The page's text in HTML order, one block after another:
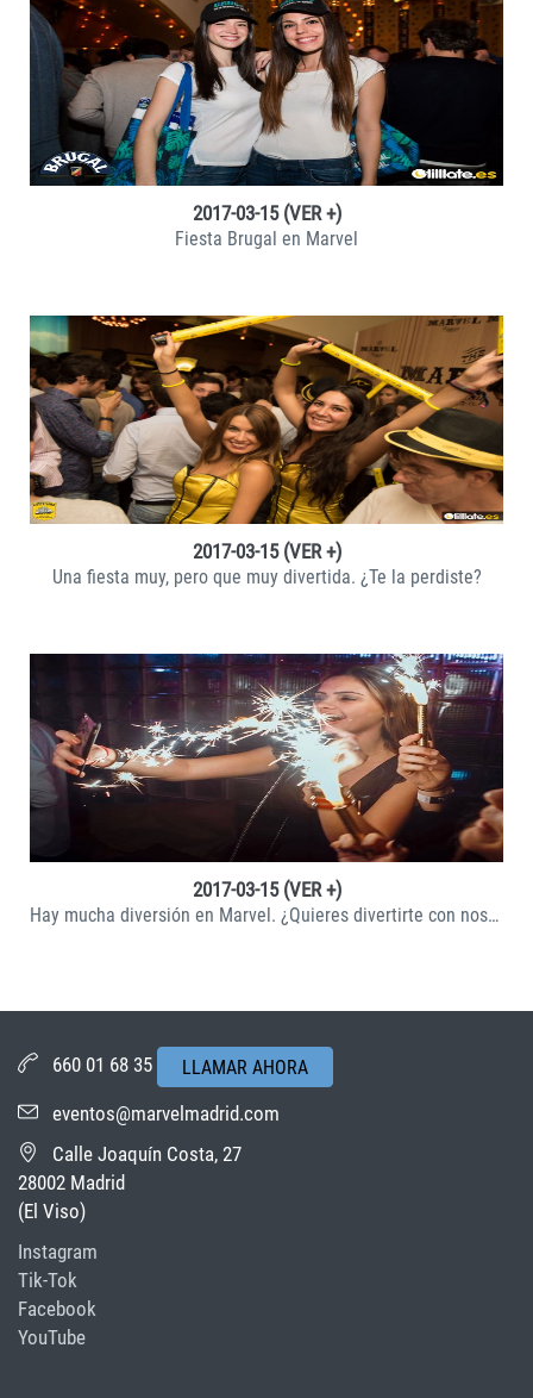
VER +
2017-03-15 (VER +)
Fiesta Brugal en Marvel
VER +
2017-03-15 (VER +)
Una fiesta muy, pero que muy divertida. ¿Te la perdiste?
VER +
2017-03-15 (VER +)
Hay mucha diversión en Marvel. ¿Quieres divertirte con nosotros?
660 01 68 35 LLAMAR AHORA
eventos@marvelmadrid.com
Calle Joaquín Costa, 27
28002 Madrid
(El Viso)
Instagram
Tik-Tok
Facebook
YouTube